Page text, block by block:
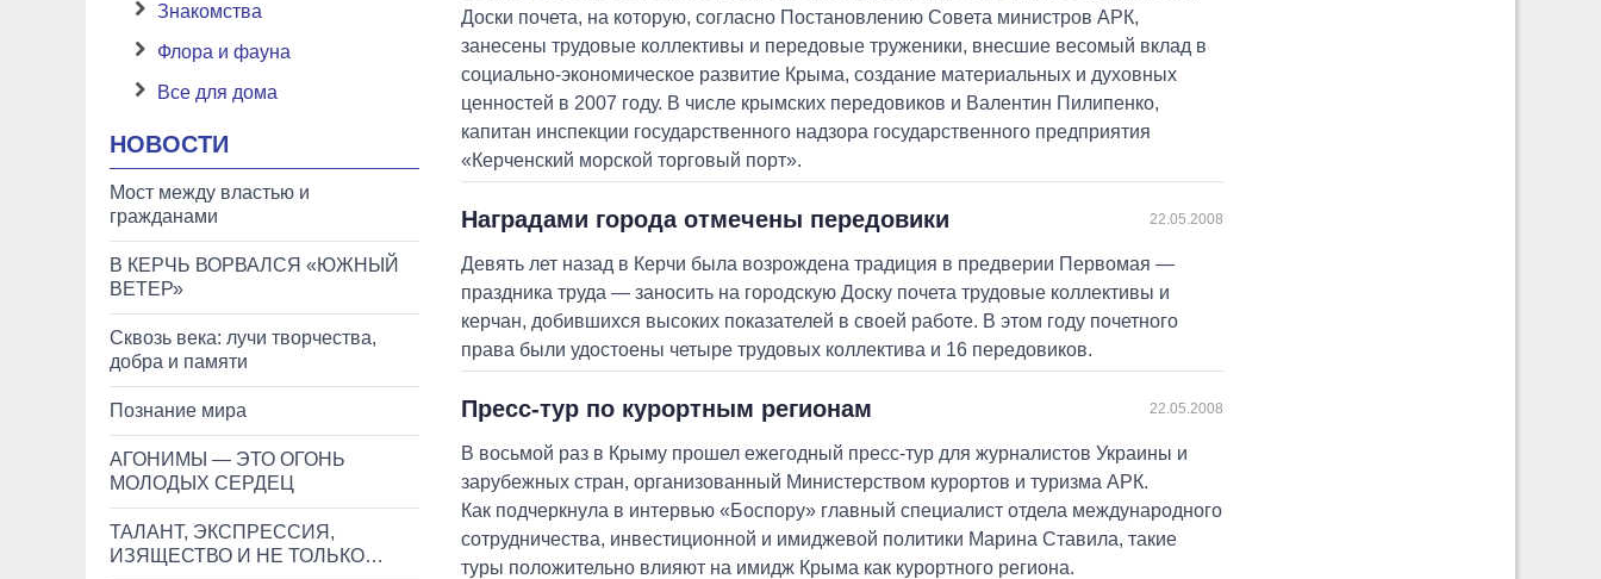
Знакомства
Флора и фауна
Все для дома
НОВОСТИ
Мост между властью и
гражданами
В КЕРЧЬ ВОРВАЛСЯ «ЮЖНЫЙ
ВЕТЕР»
Сквозь века: лучи творчества,
добра и памяти
Познание мира
АГОНИМЫ — ЭТО ОГОНЬ
МОЛОДЫХ СЕРДЕЦ
ТАЛАНТ, ЭКСПРЕССИЯ,
ИЗЯЩЕСТВО И НЕ ТОЛЬКО…
Доски почета, на которую, согласно Постановлению Совета министров АРК,
занесены трудовые коллективы и передовые труженики, внесшие весомый вклад в
социально-экономическое развитие Крыма, создание материальных и духовных
ценностей в 2007 году. В числе крымских передовиков и Валентин Пилипенко,
капитан инспекции государственного надзора государственного предприятия
«Керченский морской торговый порт».
Наградами города отмечены передовики 22.05.2008
Девять лет назад в Керчи была возрождена традиция в предверии Первомая —
праздника труда — заносить на городскую Доску почета трудовые коллективы и
керчан, добившихся высоких показателей в своей работе. В этом году почетного
права были удостоены четыре трудовых коллектива и 16 передовиков.
Пресс-тур по курортным регионам 22.05.2008
В восьмой раз в Крыму прошел ежегодный пресс-тур для журналистов Украины и
зарубежных стран, организованный Министерством курортов и туризма АРК.
Как подчеркнула в интервью «Боспору» главный специалист отдела международного
сотрудничества, инвестиционной и имиджевой политики Марина Ставила, такие
туры положительно влияют на имидж Крыма как курортного региона.